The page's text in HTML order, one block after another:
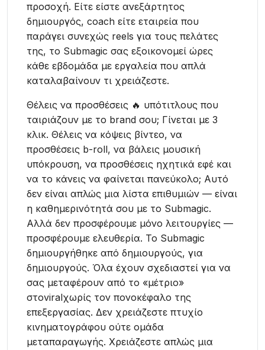
προσοχή. Είτε είστε ανεξάρτητος
δημιουργός, coach είτε εταιρεία που
παράγει συνεχώς reels για τους πελάτες
της, το Submagic σας εξοικονομεί ώρες
κάθε εβδομάδα με εργαλεία που απλά
καταλαβαίνουν τι χρειάζεστε.
Θέλεις να προσθέσεις 🔥 υπότιτλους που
ταιριάζουν με το brand σου; Γίνεται με 3
κλικ. Θέλεις να κόψεις βίντεο, να
προσθέσεις b-roll, να βάλεις μουσική
υπόκρουση, να προσθέσεις ηχητικά εφέ και
να το κάνεις να φαίνεται πανεύκολο; Αυτό
δεν είναι απλώς μια λίστα επιθυμιών — είναι
η καθημερινότητά σου με το Submagic.
Αλλά δεν προσφέρουμε μόνο λειτουργίες —
προσφέρουμε ελευθερία. Το Submagic
δημιουργήθηκε από δημιουργούς, για
δημιουργούς. Όλα έχουν σχεδιαστεί για να
σας μεταφέρουν από το «μέτριο»
στοviralχωρίς τον πονοκέφαλο της
επεξεργασίας. Δεν χρειάζεστε πτυχίο
κινηματογράφου ούτε ομάδα
μεταπαραγωγής. Χρειάζεστε απλώς μια